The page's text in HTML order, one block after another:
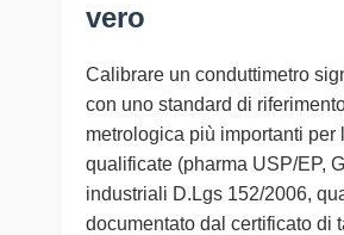
vero
Calibrare un conduttimetro
con uno standard di
metrologica più importanti
qualificate (pharma USP/EP,
industriali D.Lgs 152/2006,
documentato dal certificato di